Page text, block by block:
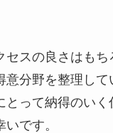
セスの良さはも
意分野を整理し
とって納得のいく
です。